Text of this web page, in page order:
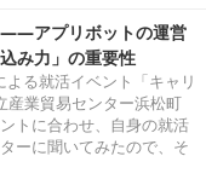
――アプリボットの運営
み力」の重要性
る就活イベント「キャリ
産業貿易センター浜松町
トに合わせ、自身の就活
ーに聞いてみたので、そ